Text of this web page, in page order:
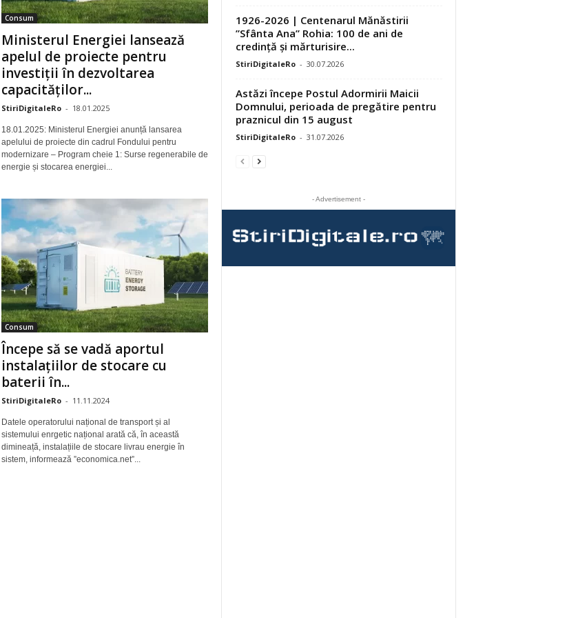
Consum
Ministerul Energiei lansează
apelul de proiecte pentru
investiții în dezvoltarea
capacităților...
StiriDigitaleRo - 18.01.2025
18.01.2025: Ministerul Energiei anunță lansarea
apelului de proiecte din cadrul Fondului pentru
modernizare – Program cheie 1: Surse regenerabile de
energie și stocarea energiei...
Consum
Începe să se vadă aportul
instalațiilor de stocare cu
baterii în...
StiriDigitaleRo - 11.11.2024
Datele operatorului național de transport și al
sistemului enrgetic național arată că, în această
dimineață, instalațiile de stocare livrau energie în
sistem, informează ”economica.net”...
1926-2026 | Centenarul Mănăstirii
”Sfânta Ana” Rohia: 100 de ani de
credință și mărturisire...
StiriDigitaleRo - 30.07.2026
Astăzi începe Postul Adormirii Maicii
Domnului, perioada de pregătire pentru
praznicul din 15 august
StiriDigitaleRo - 31.07.2026
- Advertisement -